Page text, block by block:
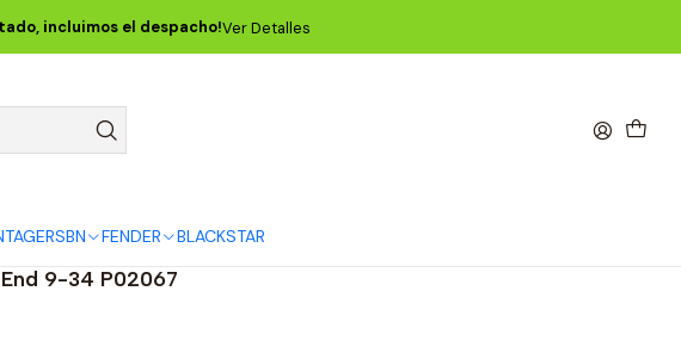
RSBN FENDER BLACKSTAR
incluimos el despacho!Ver Detalles
ERNIE BALL MANDOLINA
9-34 P02067